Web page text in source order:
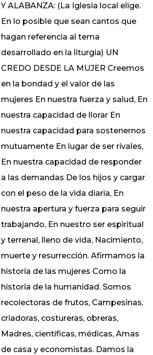
Y ALABANZA: (La Iglesia local elige.
En lo posible que sean cantos que
hagan referencia al tema
desarrollado en la liturgia) UN
CREDO DESDE LA MUJER Creemos
en la bondad y el valor de las
mujeres En nuestra fuerza y salud, En
nuestra capacidad de llorar En
nuestra capacidad para sostenernos
mutuamente En lugar de ser rivales,
En nuestra capacidad de responder
a las demandas De los hijos y cargar
con el peso de la vida diaria, En
nuestra apertura y fuerza para seguir
trabajando, En nuestro ser espiritual
y terrenal, lleno de vida, Nacimiento,
muerte y resurrección. Afirmamos la
historia de las mujeres Como la
historia de la humanidad. Somos
recolectoras de frutos, Campesinas,
criadoras, costureras, obreras,
Madres, científicas, médicas, Amas
de casa y economistas. Damos la